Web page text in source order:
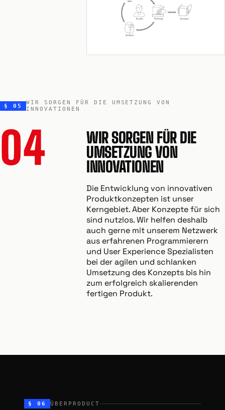
§ 05
WIR SORGEN FÜR DIE UMSETZUNG VON
INNOVATIONEN
04
WIR SORGEN FÜR DIE
UMSETZUNG VON
INNOVATIONEN
Die Entwicklung von innovativen
Produktkonzepten ist unser
Kerngebiet. Aber Konzepte für sich
sind nutzlos. Wir helfen deshalb
auch gerne mit unserem Netzwerk
aus erfahrenen Programmierern
und User Experience Spezialisten
bei der agilen und schlanken
Umsetzung des Konzepts bis hin
zum erfolgreich skalierenden
fertigen Produkt.
§ 06 ÜBERPRODUCT